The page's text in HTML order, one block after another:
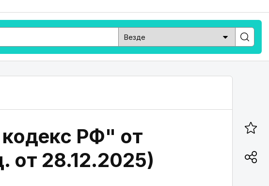
РФ" от
от 28.12.2025)